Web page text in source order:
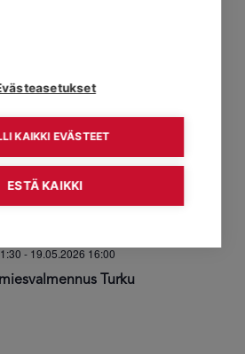
-19.02.2026 16:00
Turku
- 19.05.2026 16:00
KAIKKI EVÄSTEET
ESTÄ KAIKKI